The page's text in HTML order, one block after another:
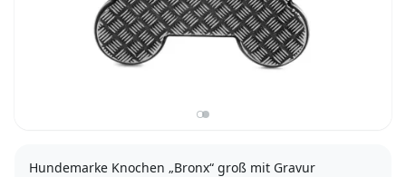
Hundemarke Knochen „Bronx“ groß mit Gravur